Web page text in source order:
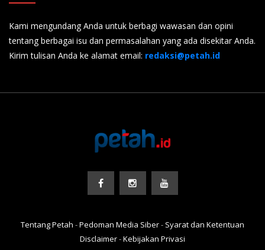
Kami mengundang Anda untuk berbagi wawasan dan opini
tentang berbagai isu dan permasalahan yang ada disekitar Anda.
Kirim tulisan Anda ke alamat email: redaksi@petah.id
Tentang Petah -Pedoman Media Siber- Syarat dan Ketentuan
Disclaimer-Kebijakan Privasi